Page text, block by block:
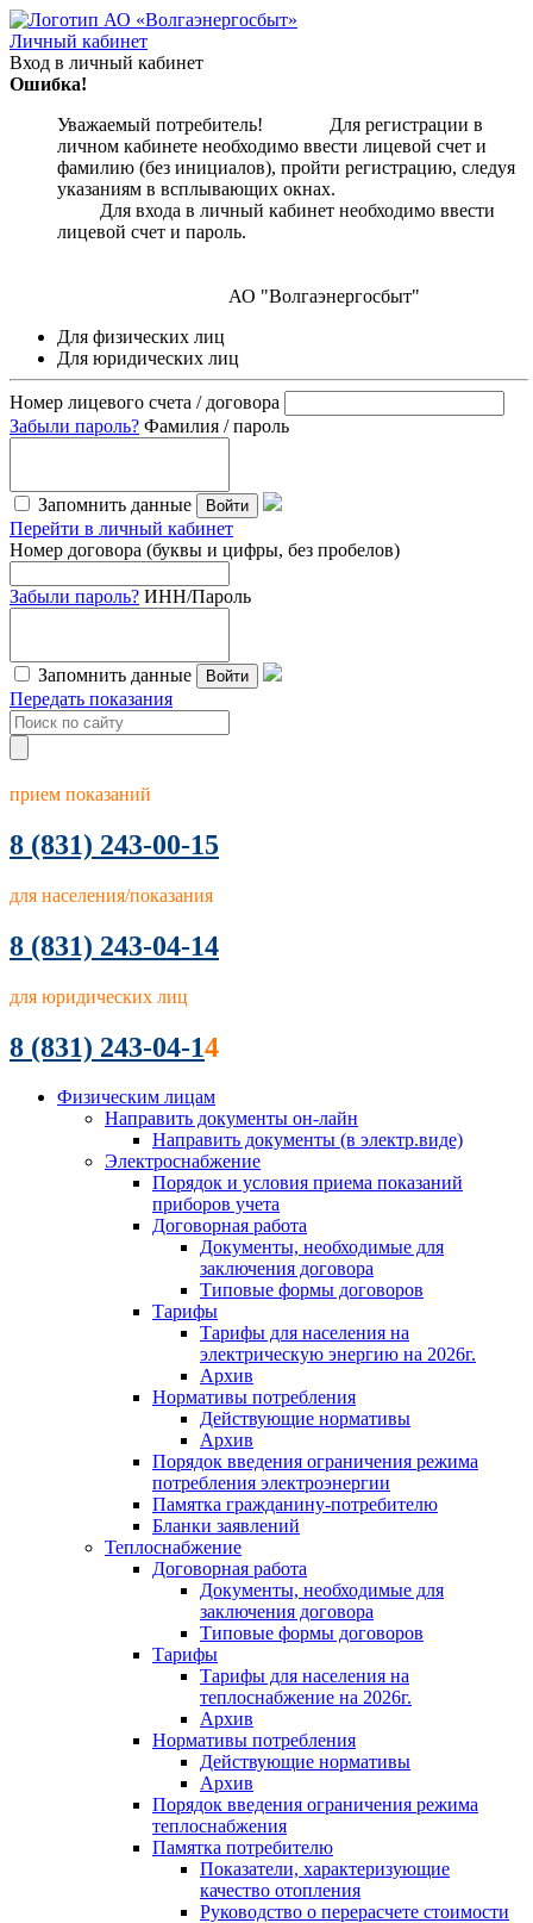
Личный кабинет
Вход в личный кабинет
Ошибка!
Уважаемый потребитель! Для регистрации в
личном кабинете необходимо ввести лицевой счет и
фамилию (без инициалов), пройти регистрацию, следуя
указаниям в всплывающих окнах.
Для входа в личный кабинет необходимо ввести
лицевой счет и пароль.
АО "Волгаэнергосбыт"
Для физических лиц
Для юридических лиц
Номер лицевого счета / договора
Забыли пароль? Фамилия / пароль
Запомнить данные Войти
Перейти в личный кабинет
Номер договора (буквы и цифры, без пробелов)
Забыли пароль? ИНН/Пароль
Запомнить данные Войти
Передать показания
прием показаний
8 (831) 243-00-15
для населения/показания
8 (831) 243-04-14
для юридических лиц
8 (831) 243-04-14
Физическим лицам
Направить документы он-лайн
Направить документы (в электр.виде)
Электроснабжение
Порядок и условия приема показаний
приборов учета
Договорная работа
Документы, необходимые для
заключения договора
Типовые формы договоров
Тарифы
Тарифы для населения на
электрическую энергию на 2026г.
Архив
Нормативы потребления
Действующие нормативы
Архив
Порядок введения ограничения режима
потребления электроэнергии
Памятка гражданину-потребителю
Бланки заявлений
Теплоснабжение
Договорная работа
Документы, необходимые для
заключения договора
Типовые формы договоров
Тарифы
Тарифы для населения на
теплоснабжение на 2026г.
Архив
Нормативы потребления
Действующие нормативы
Архив
Порядок введения ограничения режима
теплоснабжения
Памятка потребителю
Показатели, характеризующие
качество отопления
Руководство о перерасчете стоимости